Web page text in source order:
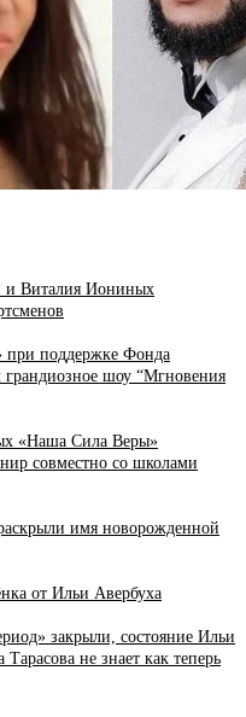
и Виталия Иониных
при поддержке Фонда
шоу “Мгновения
«Наша Сила Веры»
совместно со школами
имя новорожденной
от Ильи Авербуха
закрыли, состояние Ильи
не знает как теперь